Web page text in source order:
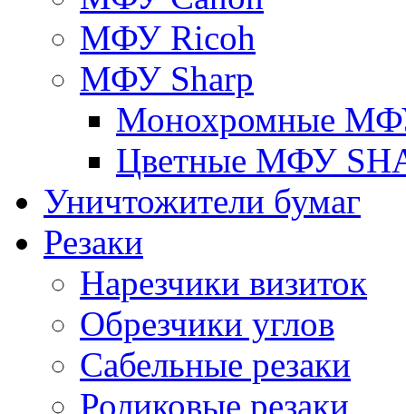
МФУ Ricoh
МФУ Sharp
Монохромные
Цветные МФУ
Уничтожители бумаг
Резаки
Нарезчики визиток
Обрезчики углов
Сабельные резаки
Роликовые резаки